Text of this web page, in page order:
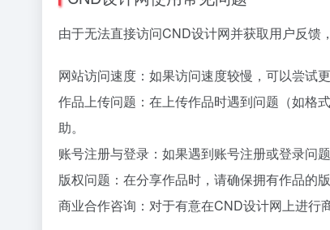
由于无法直接访问CND设计网并获取用户反馈
网站访问速度：如果访问速度较慢，可以尝试
作品上传问题：在上传作品时遇到问题（如格
助。
账号注册与登录：如果遇到账号注册或登录问
版权问题：在分享作品时，请确保拥有作品的
商业合作咨询：对于有意在CND设计网上进行